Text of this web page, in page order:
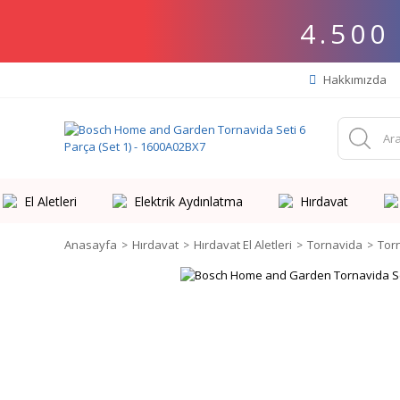
4.500
Hakkımızda
El Aletleri Elektrik Aydınlatma Hırdavat
Anasayfa Hırdavat Hırdavat El Aletleri Tornavida